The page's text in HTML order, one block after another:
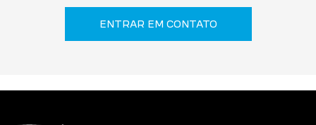
ENTRAR EM CONTATO